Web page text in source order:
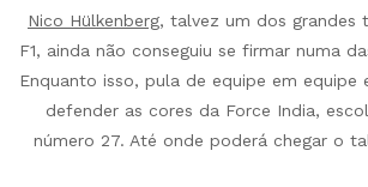
Nico Hülkenberg, talvez um dos grandes
F1, ainda não conseguiu se firmar numa
Enquanto isso, pula de equipe em equipe
defender as cores da Force India,
número 27. Até onde poderá chegar o